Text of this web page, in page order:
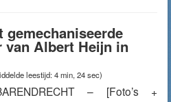
van Albert Heijn in
leestijd: 4 min, 24 sec)
– [Foto’s +